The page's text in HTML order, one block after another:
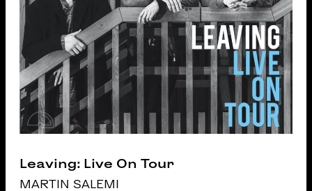
Leaving: Live On Tour
MARTIN SALEMI